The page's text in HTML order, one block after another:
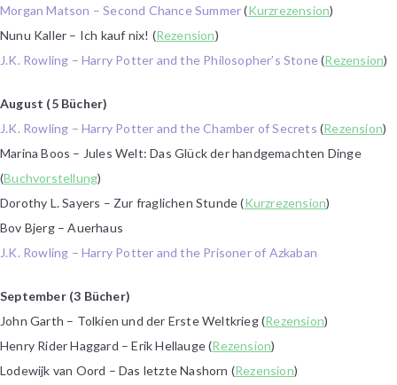
Morgan Matson – Second Chance Summer(Kurzrezension)
Nunu Kaller – Ich kauf nix! (Rezension)
J.K. Rowling – Harry Potter and the Philosopher’s Stone(Rezension)
August (5 Bücher)
J.K. Rowling – Harry Potter and the Chamber of Secrets (Rezension)
Marina Boos – Jules Welt: Das Glück der handgemachten Dinge
(Buchvorstellung)
Dorothy L. Sayers – Zur fraglichen Stunde (Kurzrezension)
Bov Bjerg – Auerhaus
J.K. Rowling – Harry Potter and the Prisoner of Azkaban
September (3 Bücher)
John Garth – Tolkien und der Erste Weltkrieg (Rezension)
Henry Rider Haggard – Erik Hellauge (Rezension)
Lodewijk van Oord – Das letzte Nashorn (Rezension)